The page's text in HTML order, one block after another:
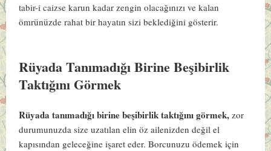
tabir-i caizse karun kadar zengin olacağınızı ve kalan
ömrünüzde rahat bir hayatın sizi beklediğini gösterir.
Rüyada Tanımadığı Birine Beşibirlik
Taktığını Görmek
Rüyada tanımadığı birine beşibirlik taktığını görmek,zor
durumunuzda size uzatılan elin öz ailenizden değil el
kapısından geleceğine işaret eder. Borcunuzu ödemek için